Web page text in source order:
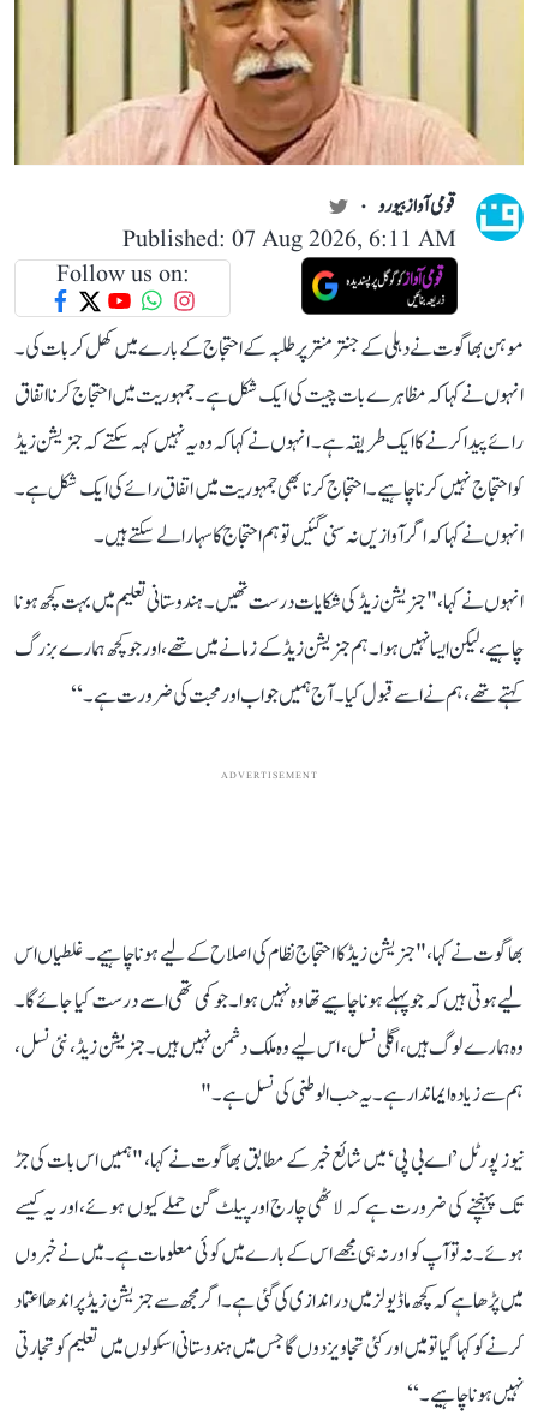
قومی آواز بیورو
Published: 07 Aug 2026, 6:11 AM
Follow us on:
موہن بھاگوت نے دہلی کے جنتر منتر پر طلبہ کے احتجاج کے بارے میں کھل کر بات کی۔
انہوں نے کہا کہ مظاہرے بات چیت کی ایک شکل ہے۔ جمہوریت میں احتجاج کرنا اتفاق
رائے پیدا کرنے کا ایک طریقہ ہے۔ انہوں نے کہا کہ وہ یہ نہیں کہہ سکتے کہ جنریشن زیڈ
کو احتجاج نہیں کرنا چاہیے۔احتجاج کرنا بھی جمہوریت میں اتفاق رائے کی ایک شکل ہے۔
انہو ں نے کہا کہ اگر آوازیں نہ سنی گئیں تو ہم احتجاج کا سہارا لے سکتے ہیں۔
انہوں نے کہا، " جنریشن زیڈ کی شکایات درست تھیں۔ ہندوستانی تعلیم میں بہت کچھ ہونا
چاہیے، لیکن ایسا نہیں ہوا۔ ہم جنریشن زیڈ کے زمانے میں تھے، اور جو کچھ ہمارے بزرگ
کہتے تھے، ہم نےاسے قبول کیا۔ آج ہمیں جواب اور محبت کی ضرورت ہے۔‘‘
ADVERTISEMENT
بھاگوت نے کہا، " جنریشن زیڈ کا احتجاج نظام کی اصلاح کے لیے ہونا چاہیے۔ غلطیاں اس
لیے ہوتی ہیں کہ جو پہلے ہونا چاہیے تھا وہ نہیں ہوا۔ جو کمی تھی اسے درست کیا جائے گا۔
وہ ہمارے لوگ ہیں، اگلی نسل، اس لیے وہ ملک دشمن نہیں ہیں۔ جنریشن زیڈ ، نئی نسل،
ہم سے زیادہ ایماندار ہے۔ یہ حب الوطنی کی نسل ہے۔"
نیوز پورٹل ’اے بی پی‘ میں شائع خبر کے مطابق بھاگوت نے کہا، "ہمیں اس بات کی جڑ
تک پہنچنے کی ضرورت ہے کہ لاٹھی چارج اور پیلٹ گن حملے کیوں ہوئے، اور یہ کیسے
ہوئے۔ نہ تو آپ کو اور نہ ہی مجھے اس کے بارے میں کوئی معلومات ہے۔ میں نے خبروں
میں پڑھا ہے کہ کچھ ماڈیولز میں دراندازی کی گئی ہے۔ اگر مجھ سے جنریشن زیڈ پر اندھا اعتماد
کرنے کو کہا گیا تو میں اور کئی تجاویز دوں گا جس میں ہندوستانی اسکولوں میں تعلیم کو تجارتی
نہیں ہونا چاہیے۔‘‘